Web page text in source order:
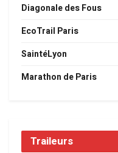
Diagonale des Fous
EcoTrail Paris
SaintéLyon
Marathon de Paris
Traileurs